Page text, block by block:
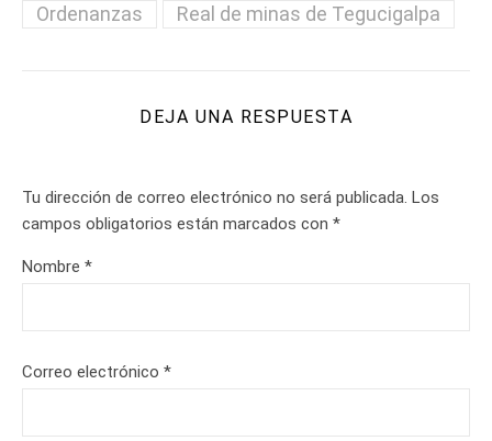
Ordenanzas
Real de minas de Tegucigalpa
DEJA UNA RESPUESTA
Tu dirección de correo electrónico no será publicada. Los
campos obligatorios están marcados con *
Nombre *
Correo electrónico *